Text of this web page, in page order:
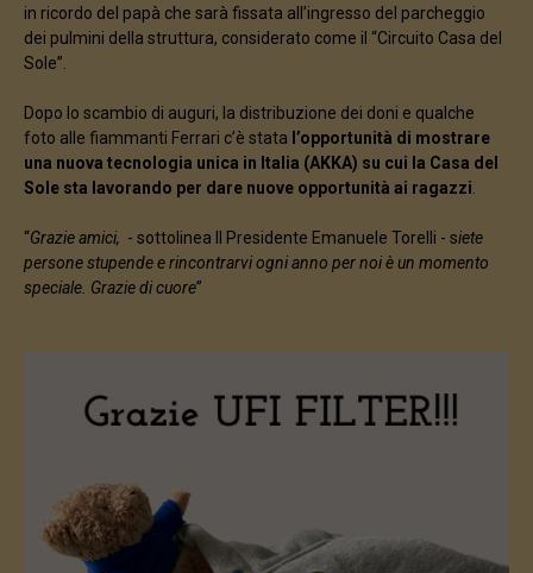
in ricordo del papà che sarà fissata all’ingresso del parcheggio
dei pulmini della struttura, considerato come il “Circuito Casa del
Sole”.
Dopo lo scambio di auguri, la distribuzione dei doni e qualche
foto alle fiammanti Ferrari c’è stata l’opportunità di mostrare
una nuova tecnologia unica in Italia (AKKA) su cui la Casa del
Sole sta lavorando per dare nuove opportunità ai ragazzi.
“Grazie amici, - sottolinea Il Presidente Emanuele Torelli - siete
persone stupende e rincontrarvi ogni anno per noi è un momento
speciale. Grazie di cuore”